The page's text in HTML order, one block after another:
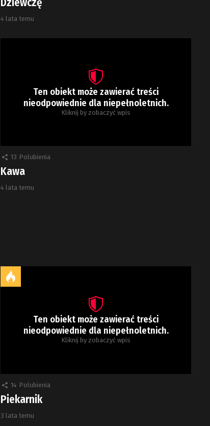
Dziewczę
4 lata temu
Ten obiekt może zawierać treści
nieodpowiednie dla niepełnoletnich.
Kliknij by zobaczyć wpis
13 Polubienia
Kawa
4 lata temu
Ten obiekt może zawierać treści
nieodpowiednie dla niepełnoletnich.
Kliknij by zobaczyć wpis
14 Polubienia
Piekarnik
3 lata temu